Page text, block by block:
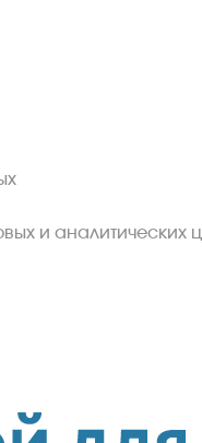
и аналитических